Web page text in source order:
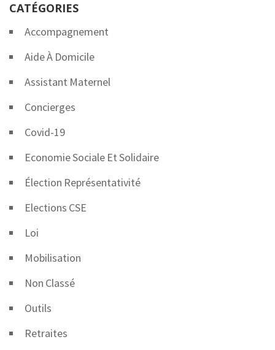
CATÉGORIES
Accompagnement
Aide À Domicile
Assistant Maternel
Concierges
Covid-19
Economie Sociale Et Solidaire
Élection Représentativité
Elections CSE
Loi
Mobilisation
Non Classé
Outils
Retraites